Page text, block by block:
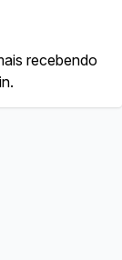
recebendo